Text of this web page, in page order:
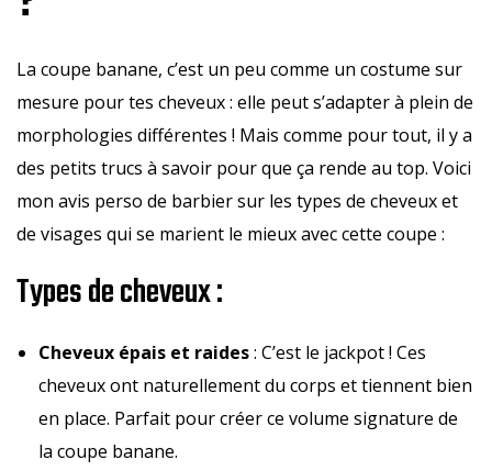
La coupe banane, c’est un peu comme un costume sur
mesure pour tes cheveux : elle peut s’adapter à plein de
morphologies différentes ! Mais comme pour tout, il y a
des petits trucs à savoir pour que ça rende au top. Voici
mon avis perso de barbier sur les types de cheveux et
de visages qui se marient le mieux avec cette coupe :
Types de cheveux :
Cheveux épais et raides: C’est le jackpot ! Ces
cheveux ont naturellement du corps et tiennent bien
en place. Parfait pour créer ce volume signature de
la coupe banane.